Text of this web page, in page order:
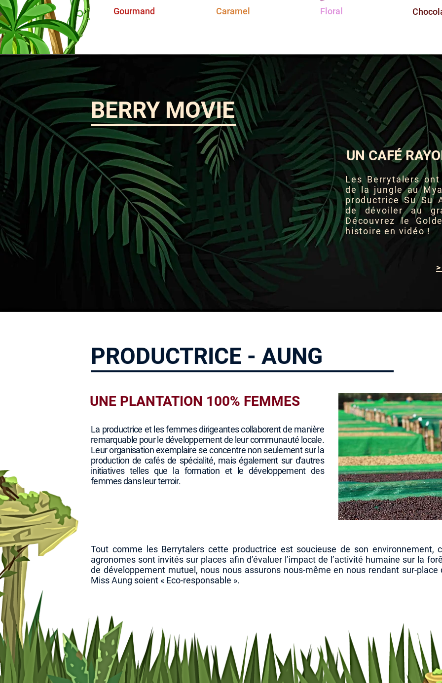
Gourmand Caramel Floral
BERRY MOVIE
UN CAFÉ
Les Berrytalers
de la jungle au
productrice Su Su
de dévoiler au
Découvrez le
histoire en vidéo !
PRODUCTRICE - AUNG
UNE PLANTATION 100% FEMMES
La productrice et les femmes dirigeantes collaborent de manière
remarquable pour le développement de leur communauté locale.
Leur organisation exemplaire se concentre non seulement sur la
production de cafés de spécialité, mais également sur d'autres
initiatives telles que la formation et le développement des
femmes dans leur terroir.
Tout comme les Berrytalers cette productrice est soucieuse de son environnement,
agronomes sont invités sur places afin d’évaluer l’impact de l’activité humaine sur la
de développement mutuel, nous nous assurons nous-même en nous rendant sur-
Miss Aung soient « Eco-responsable ».